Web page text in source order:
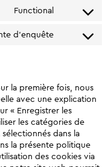
service
wordpress
Functional Consent
service
complianz
d’enquête Consent
la première fois, nous
avec une explication
« Enregistrer les
les catégories de
dans la
la présente politique
des cookies via